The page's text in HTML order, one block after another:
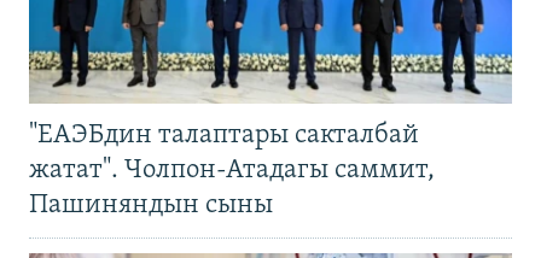
"ЕАЭБдин талаптары сакталбай
жатат". Чолпон-Атадагы саммит,
Пашиняндын сыны